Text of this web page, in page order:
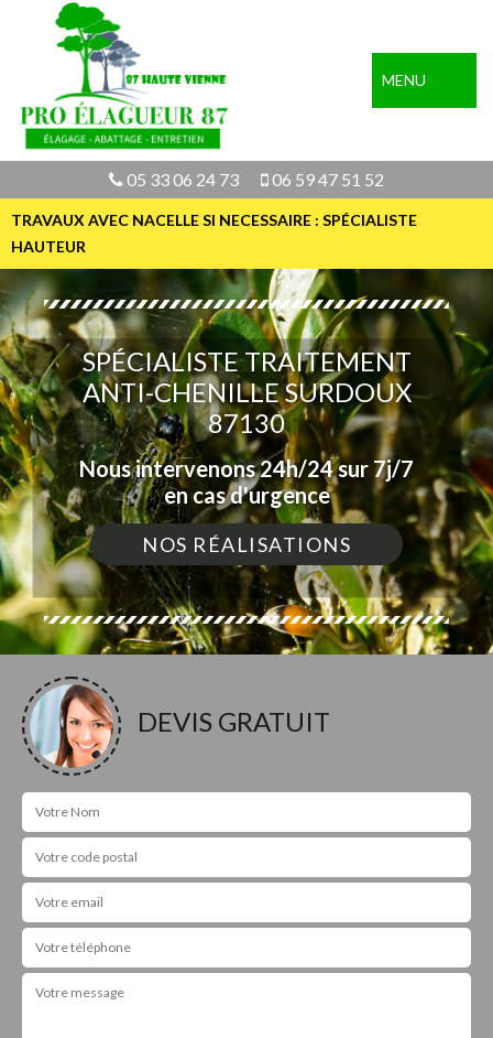
MENU
05 33 06 24 73 06 59 47 51 52
TRAVAUX AVEC NACELLE SI NECESSAIRE : SPÉCIALISTE
HAUTEUR
SPÉCIALISTE TRAITEMENT
ANTI-CHENILLE SURDOUX
87130
Nous intervenons 24h/24 sur 7j/7
en cas d'urgence
NOS RÉALISATIONS
DEVIS GRATUIT